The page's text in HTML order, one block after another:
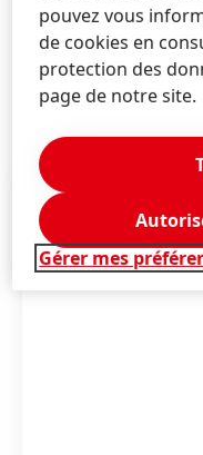
avec succès cet
du Règlement
de l'UE.
pouvez vous
de cookies en
protection des
page de notre site.
Gérer mes